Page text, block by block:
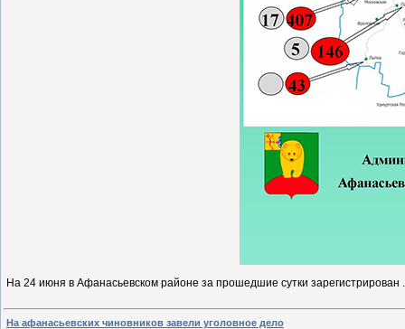
На 24 июня в Афанасьевском районе за прошедшие сутки зарегистрирован
На афанасьевских чиновников завели уголовное дело